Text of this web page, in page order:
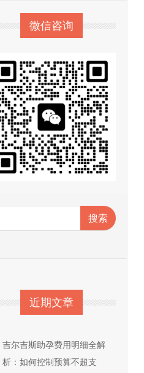
微信咨询
搜索
近期文章
吉尔吉斯助孕费用明细全解
析：如何控制预算不超支